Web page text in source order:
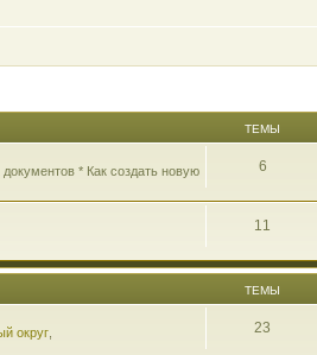
ТЕМЫ
* Как создать новую
6
11
ТЕМЫ
округ 23